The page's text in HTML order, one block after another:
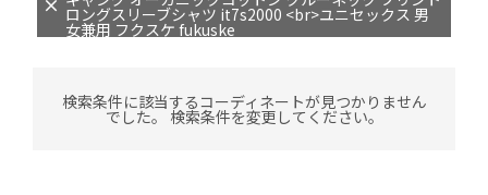
ロングスリーブシャツ it7s2000 <br>ユニセックス 男
女兼用 フクスケ fukuske
検索条件に該当するコーディネートが見つかりません
でした。 検索条件を変更してください。